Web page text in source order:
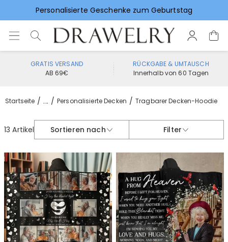
Personalisierte Geschenke zum Geburtstag
Vorlieben für Hochzeitsgeschenke
GRATIS VERSAND
AB 69€
RÜCKGABE & UMTAUSCH
Innerhalb von 60 Tagen
Startseite ... Personalisierte Decken Tragbarer Decken-Hoodie
13 Artikel Sortieren nach Filter